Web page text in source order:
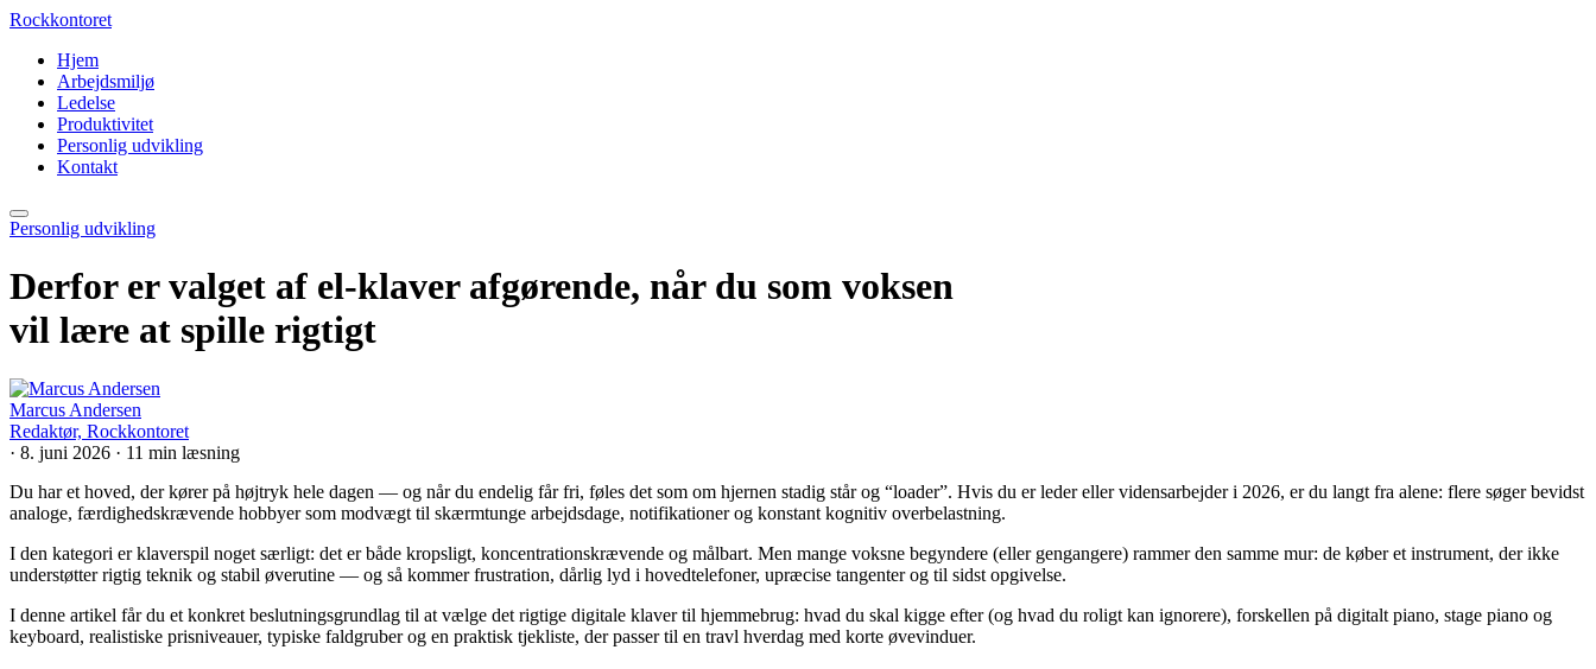
Rockkontoret
Hjem
Arbejdsmiljø
Ledelse
Produktivitet
Personlig udvikling
Kontakt
Personlig udvikling
Derfor er valget af el-klaver afgørende, når du som voksen
vil lære at spille rigtigt
Marcus Andersen
Redaktør, Rockkontoret
· 8. juni 2026 · 11 min læsning
Du har et hoved, der kører på højtryk hele dagen — og når du endelig får fri, føles det som om hjernen stadig står og “loader”. Hvis du er leder eller vidensarbejder i 2026, er du langt fra alene: flere søger bevidst
analoge, færdighedskrævende hobbyer som modvægt til skærmtunge arbejdsdage, notifikationer og konstant kognitiv overbelastning.
I den kategori er klaverspil noget særligt: det er både kropsligt, koncentrationskrævende og målbart. Men mange voksne begyndere (eller gengangere) rammer den samme mur: de køber et instrument, der ikke
understøtter rigtig teknik og stabil øverutine — og så kommer frustration, dårlig lyd i hovedtelefoner, upræcise tangenter og til sidst opgivelse.
I denne artikel får du et konkret beslutningsgrundlag til at vælge det rigtige digitale klaver til hjemmebrug: hvad du skal kigge efter (og hvad du roligt kan ignorere), forskellen på digitalt piano, stage piano og
keyboard, realistiske prisniveauer, typiske faldgruber og en praktisk tjekliste, der passer til en travl hverdag med korte øvevinduer.